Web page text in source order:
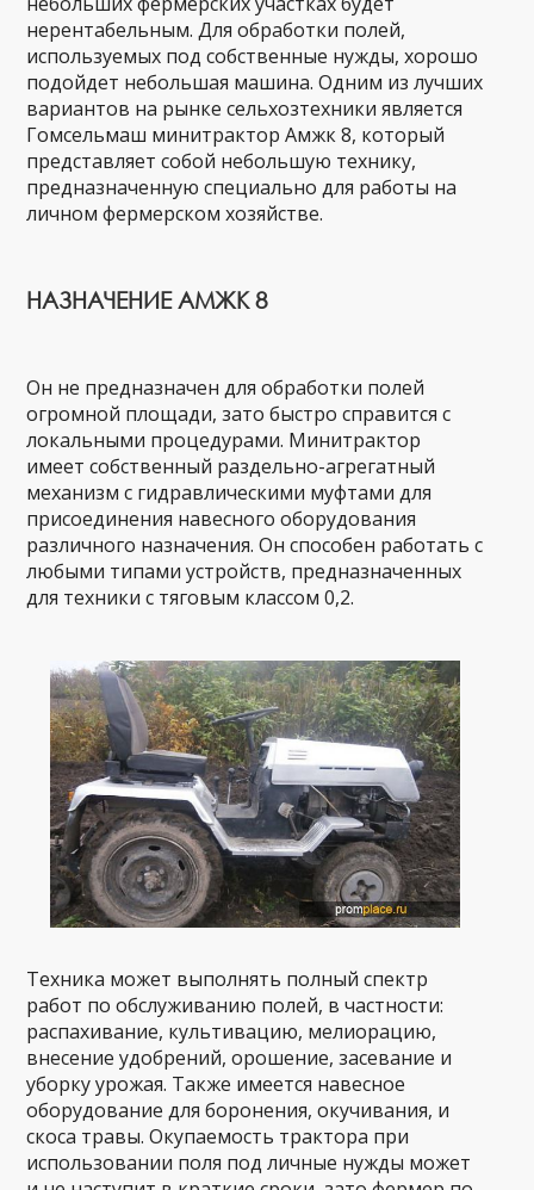
нерентабельным. Для обработки полей,
используемых под собственные нужды, хорошо
подойдет небольшая машина. Одним из лучших
вариантов на рынке сельхозтехники является
Гомсельмаш минитрактор Амжк 8, который
представляет собой небольшую технику,
предназначенную специально для работы на
личном фермерском хозяйстве.
НАЗНАЧЕНИЕ АМЖК 8
Он не предназначен для обработки полей
огромной площади, зато быстро справится с
локальными процедурами. Минитрактор
имеет собственный раздельно-агрегатный
механизм с гидравлическими муфтами для
присоединения навесного оборудования
различного назначения. Он способен работать с
любыми типами устройств, предназначенных
для техники с тяговым классом 0,2.
Техника может выполнять полный спектр
работ по обслуживанию полей, в частности:
распахивание, культивацию, мелиорацию,
внесение удобрений, орошение, засевание и
уборку урожая. Также имеется навесное
оборудование для боронения, окучивания, и
скоса травы. Окупаемость трактора при
использовании поля под личные нужды может